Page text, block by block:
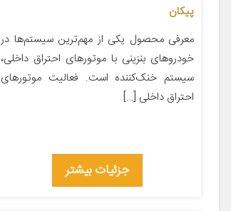
پیکان
معرفی محصول یکی از مهم‌ترین سیستم‌ها در
خودروهای بنزینی با موتورهای احتراق داخلی،
سیستم خنک‌کننده است. فعالیت موتورهای
احتراق داخلی […]
جزئیات بیشتر